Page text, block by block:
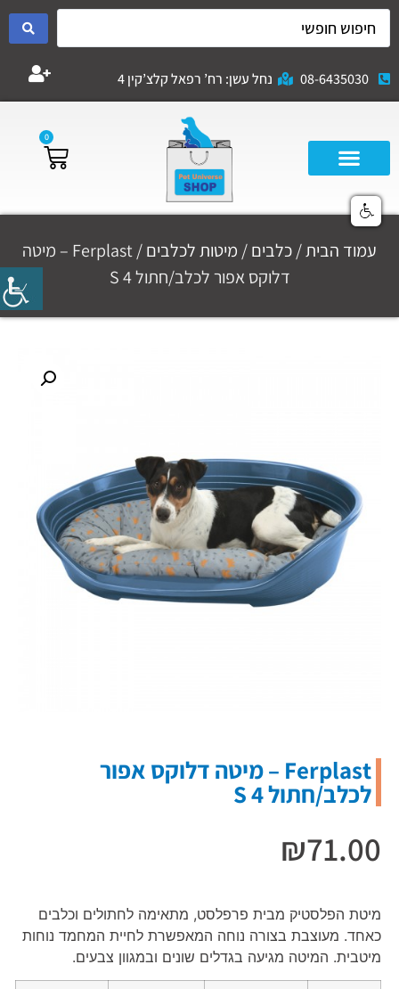
08-6435030 נחל עשן: רח’ רפאל קלצ’קין 4
0
עמוד הבית/כלבים/ מיטות לכלבים
/ Ferplast – מיטה
דלוקס אפור לכלב/חתול 4 S
Ferplast – מיטה דלוקס אפור
לכלב/חתול 4 S
₪71.00
מיטת הפלסטיק מבית פרפלסט, מתאימה לחתולים וכלבים
כאחד. מעוצבת בצורה נוחה המאפשרת לחיית המחמד נוחות
מיטבית. המיטה מגיעה בגדלים שונים ובמגוון צבעים.